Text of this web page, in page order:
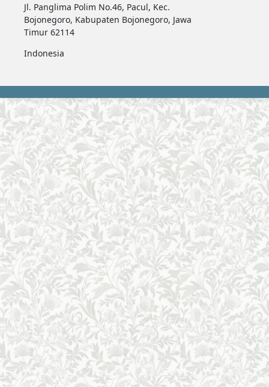
Jl. Panglima Polim No.46, Pacul, Kec.
Bojonegoro, Kabupaten Bojonegoro, Jawa
Timur 62114
Indonesia